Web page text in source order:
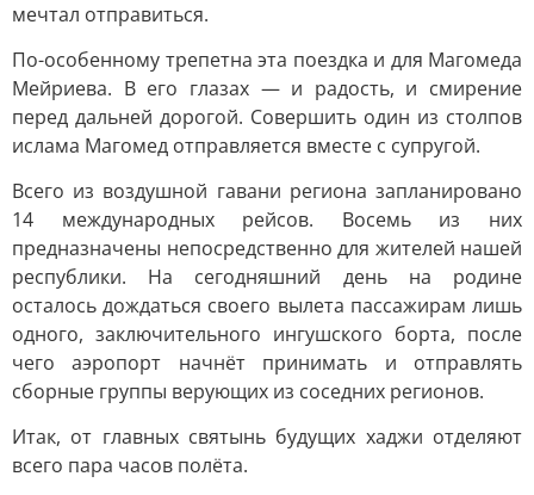
мечтал отправиться.
По-особенному трепетна эта поездка и для Магомеда
Мейриева. В его глазах — и радость, и смирение
перед дальней дорогой. Совершить один из столпов
ислама Магомед отправляется вместе с супругой.
Всего из воздушной гавани региона запланировано
14 международных рейсов. Восемь из них
предназначены непосредственно для жителей нашей
республики. На сегодняшний день на родине
осталось дождаться своего вылета пассажирам лишь
одного, заключительного ингушского борта, после
чего аэропорт начнёт принимать и отправлять
сборные группы верующих из соседних регионов.
Итак, от главных святынь будущих хаджи отделяют
всего пара часов полёта.